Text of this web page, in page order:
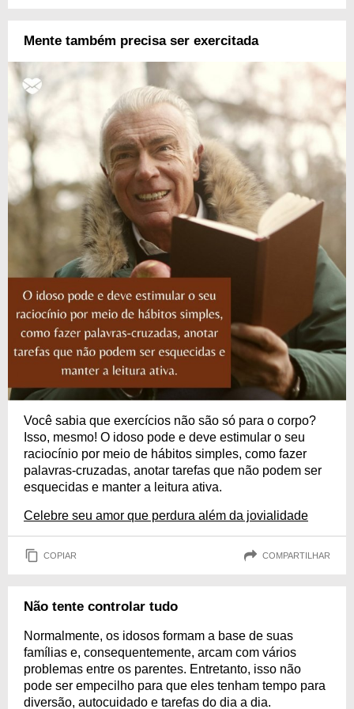
Mente também precisa ser exercitada
Você sabia que exercícios não são só para o corpo?
Isso, mesmo! O idoso pode e deve estimular o seu
raciocínio por meio de hábitos simples, como fazer
palavras-cruzadas, anotar tarefas que não podem ser
esquecidas e manter a leitura ativa.
Celebre seu amor que perdura além da jovialidade
COPIAR COMPARTILHAR
Não tente controlar tudo
Normalmente, os idosos formam a base de suas
famílias e, consequentemente, arcam com vários
problemas entre os parentes. Entretanto, isso não
pode ser empecilho para que eles tenham tempo para
diversão, autocuidado e tarefas do dia a dia.